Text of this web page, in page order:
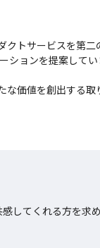
クトサービスを第
ションを提案して
な価値を創出する取
してくれる方を求